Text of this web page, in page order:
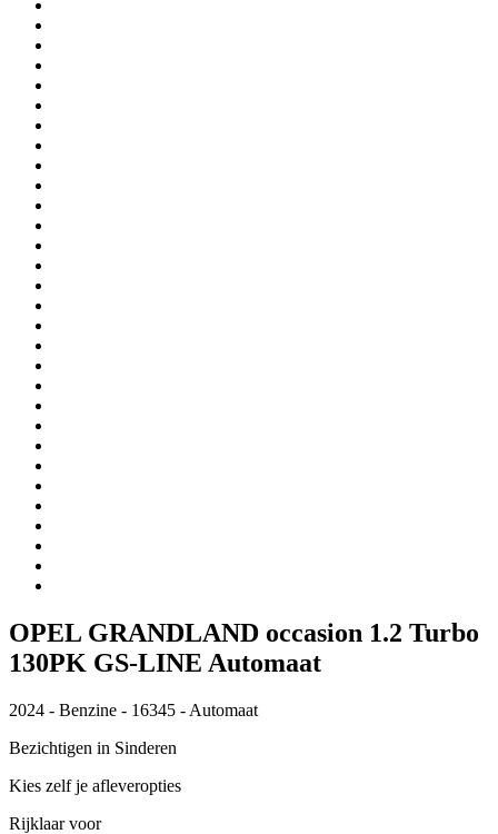
OPEL GRANDLAND occasion 1.2 Turbo
130PK GS-LINE Automaat
2024 - Benzine - 16345 - Automaat
Bezichtigen in Sinderen
Kies zelf je afleveropties
Rijklaar voor